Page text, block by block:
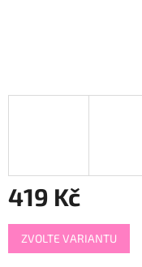
419 Kč
Měrná
cena:
ZVOLTE VARIANTU